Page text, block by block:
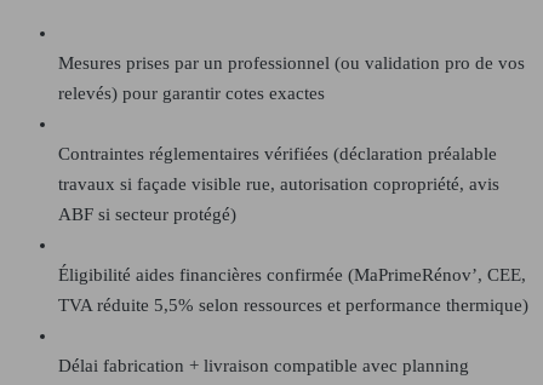
Mesures prises par un professionnel (ou validation pro de vos
relevés) pour garantir cotes exactes
Contraintes réglementaires vérifiées (déclaration préalable
travaux si façade visible rue, autorisation copropriété, avis
ABF si secteur protégé)
Éligibilité aides financières confirmée (MaPrimeRénov’, CEE,
TVA réduite 5,5% selon ressources et performance thermique)
Délai fabrication + livraison compatible avec planning